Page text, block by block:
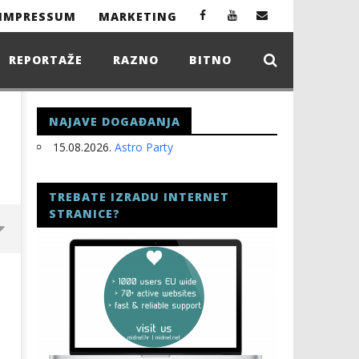
IMPRESSUM MARKETING
REPORTAŽE RAZNO BITNO
NAJAVE DOGAĐANJA
15.08.2026. Astro Party
TREBATE IZRADU INTERNET
STRANICE?